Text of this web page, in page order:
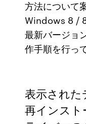
方法について
Windows 8 /
最新バージョ
作手順を行っ
表示された
再インスト